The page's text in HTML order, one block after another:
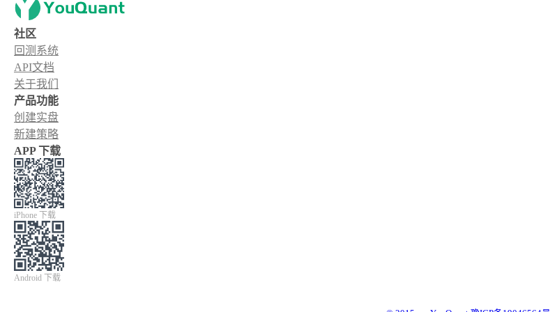
社区
回测系统
API文档
关于我们
产品功能
创建实盘
新建策略
APP 下载
iPhone 下载
Android 下载